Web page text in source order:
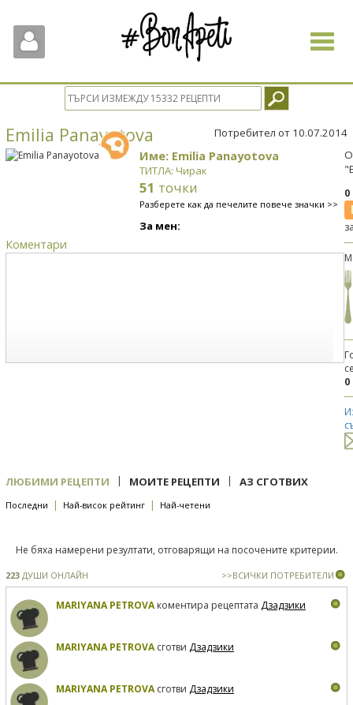
Toggle
Emilia Panayotova Потребител от 10.07.2014
Име: Emilia Panayotova
ТИТЛА: Чирак
51 точки
Разберете как да печелите повече значки >>
За мен:
Коментари
0
ЛЮБИМИ РЕЦЕПТИ | МОИТЕ РЕЦЕПТИ | АЗ СГОТВИХ
Последни | Най-висок рейтинг | Най-четени
Не бяха намерени резултати, отговарящи на посочените критерии.
223 ДУШИ ОНЛАЙН >>ВСИЧКИ ПОТРЕБИТЕЛИ
MARIYANA PETROVAкоментира рецептата Дзадзики
MARIYANA PETROVAсготви Дзадзики
MARIYANA PETROVAсготви Дзадзики